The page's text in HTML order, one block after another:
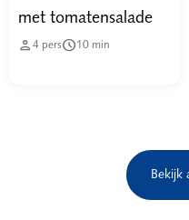
met tomatensalade
 4 pers10 min
Bekijk